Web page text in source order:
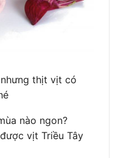
thịt vịt có
nào ngon?
vịt Triều Tây